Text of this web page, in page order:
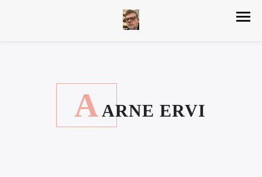
AARNE ERVI